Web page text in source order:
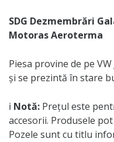
SDG Dezmembrări
Motoras Aeroterma
Piesa provine de pe
și se prezintă în stare
ℹ️ Notă: Prețul este
accesorii. Produsele
Pozele sunt cu titlu